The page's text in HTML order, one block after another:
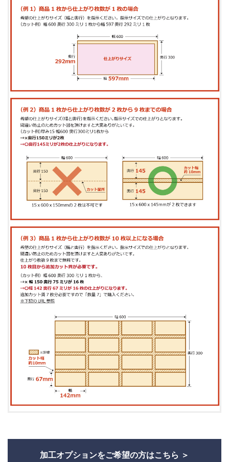
加工オプションをご希望の方はこちら